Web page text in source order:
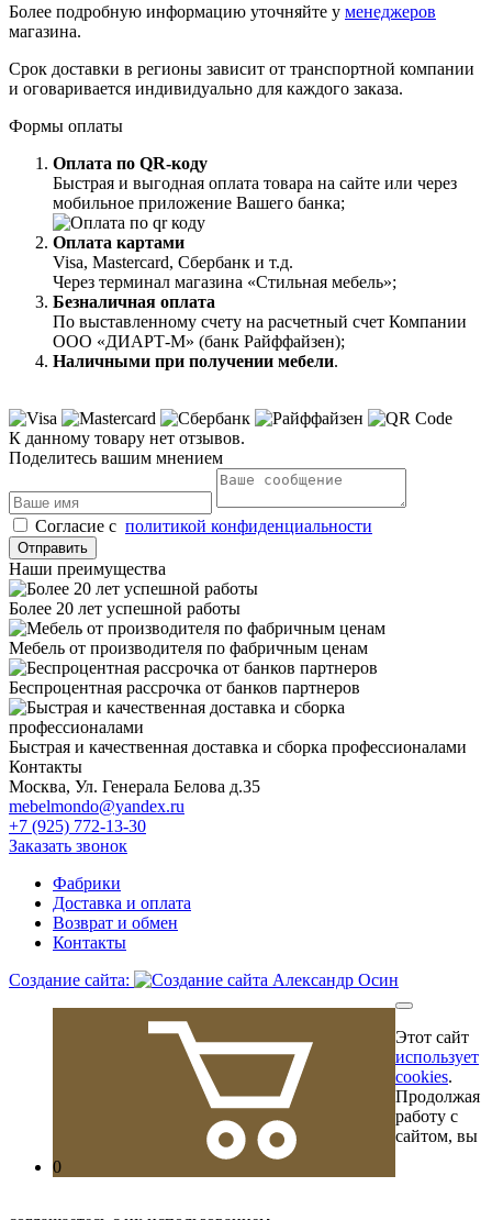
Более подробную информацию уточняйте у менеджеров
магазина.
Срок доставки в регионы зависит от транспортной компании
и оговаривается индивидуально для каждого заказа.
Формы оплаты
Оплата по QR-коду
Быстрая и выгодная оплата товара на сайте или через
мобильное приложение Вашего банка;
Оплата картами
Visa, Mastercard, Сбербанк и т.д.
Через терминал магазина «Стильная мебель»;
Безналичная оплата
По выставленному счету на расчетный счет Компании
ООО «ДИАРТ-М» (банк Райффайзен);
Наличными при получении мебели.
К данному товару нет отзывов.
Поделитесь вашим мнением
Cогласие с политикой конфиденциальности
Отправить
Наши преимущества
Более 20 лет успешной работы
Мебель от производителя по фабричным ценам
Беспроцентная рассрочка от банков партнеров
Быстрая и качественная доставка и сборка профессионалами
Контакты
Москва, Ул. Генерала Белова д.35
mebelmondo@yandex.ru
+7 (925) 772-13-30
Заказать звонок
Фабрики
Доставка и оплата
Возврат и обмен
Контакты
Создание сайта:
0
Этот сайт
использует
cookies.
Продолжая
работу с
сайтом, вы